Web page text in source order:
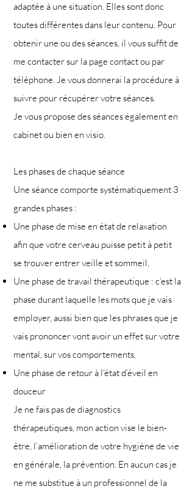
adaptée à une situation. Elles sont donc
toutes différentes dans leur contenu. Pour
obtenir une ou des séances, il vous suffit de
me contacter sur la page contact ou par
téléphone. Je vous donnerai la procédure à
suivre pour récupérer votre séances.
Je vous propose des séances également en
cabinet ou bien en visio.
Les phases de chaque séance
Une séance comporte systématiquement 3
grandes phases :
Une phase de mise en état de relaxation
afin que votre cerveau puisse petit à petit
se trouver entrer veille et sommeil,
Une phase de travail thérapeutique : c’est la
phase durant laquelle les mots que je vais
employer, aussi bien que les phrases que je
vais prononcer vont avoir un effet sur votre
mental, sur vos comportements,
Une phase de retour à l’état d’éveil en
douceur
Je ne fais pas de diagnostics
thérapeutiques, mon action vise le bien-
être, l’amélioration de votre hygiène de vie
en générale, la prévention. En aucun cas je
ne me substitue à un professionnel de la